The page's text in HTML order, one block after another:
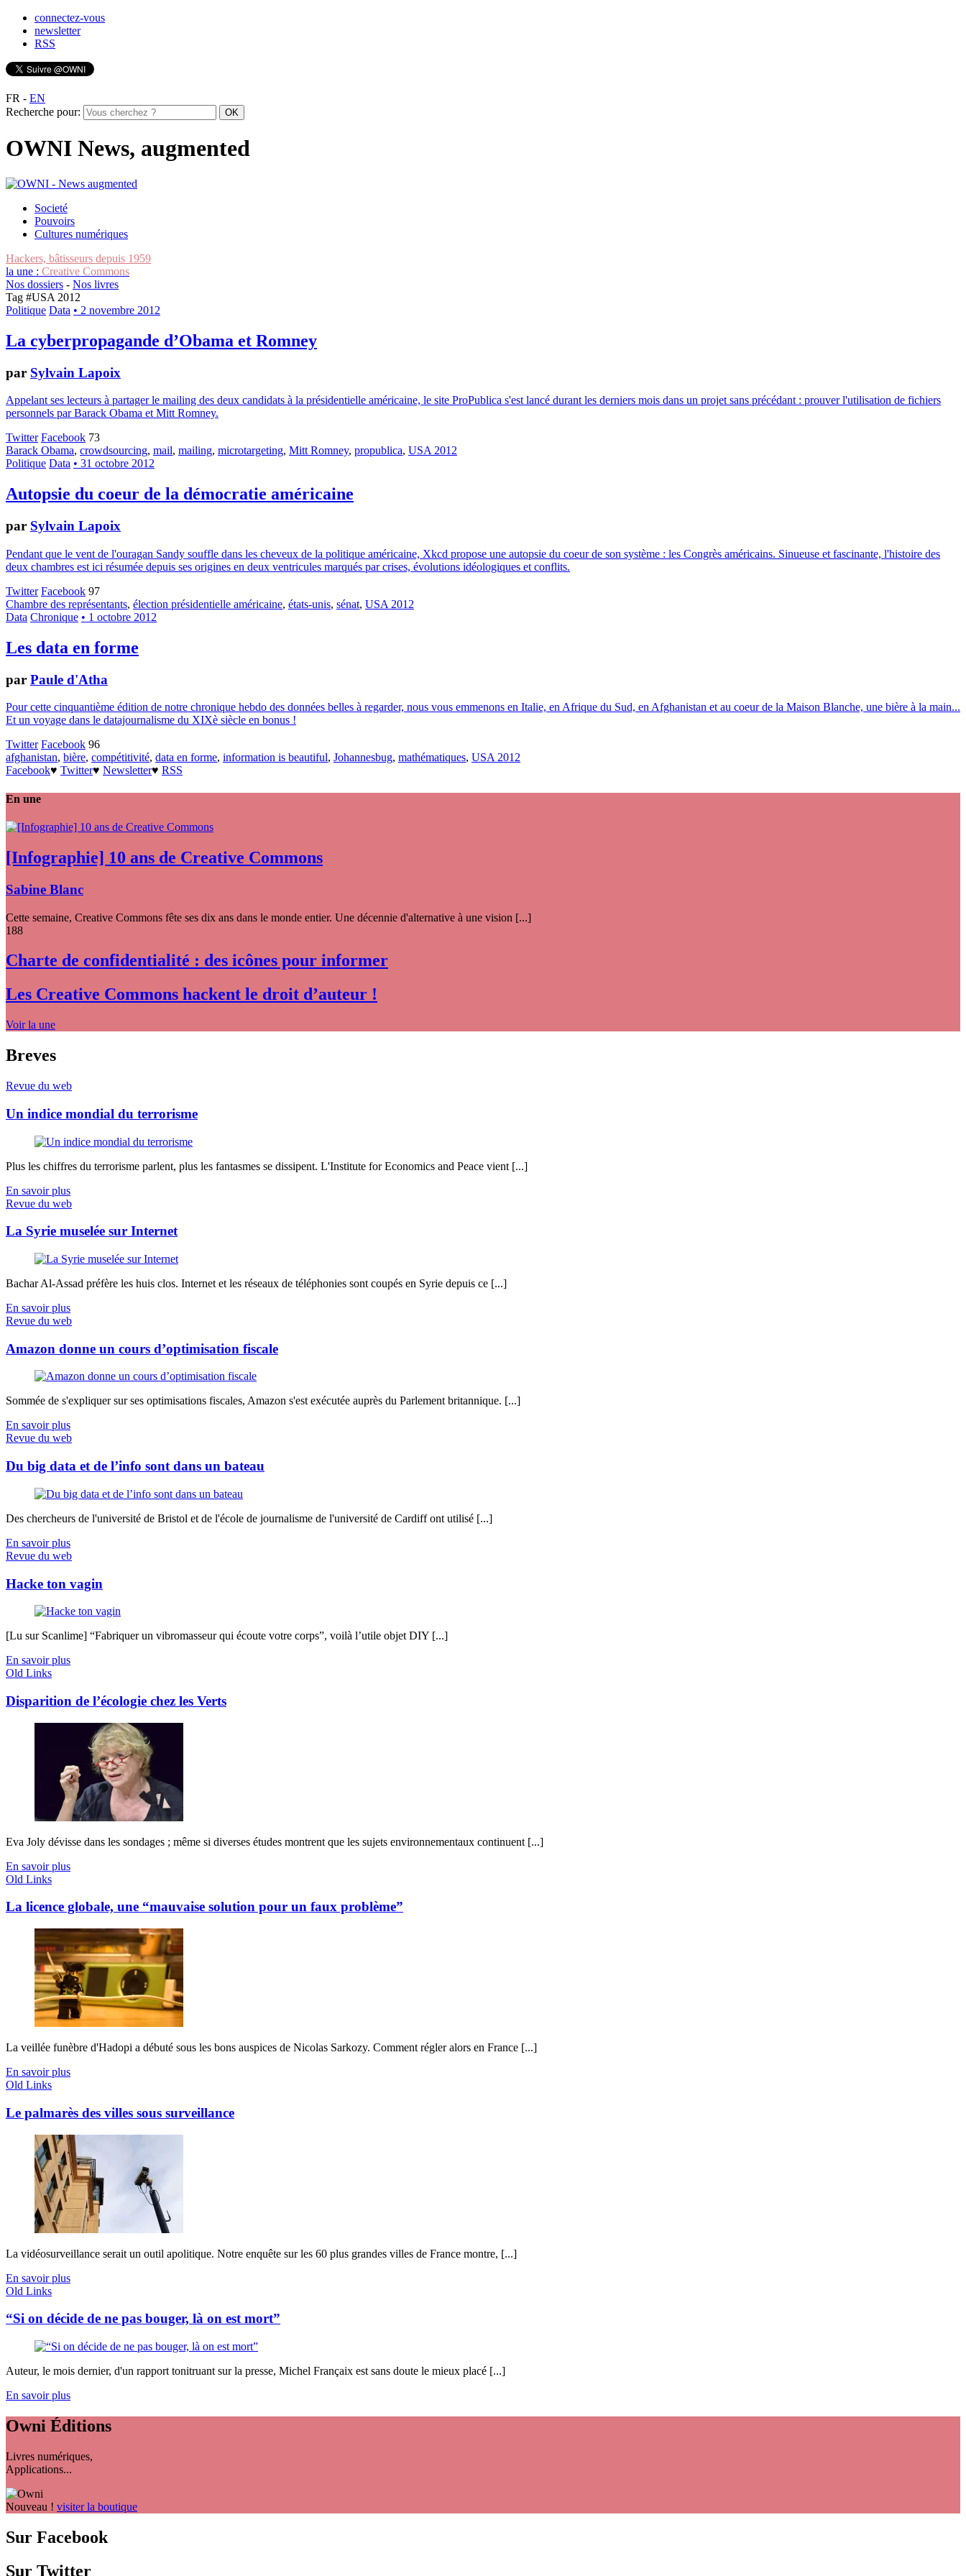
connectez-vous
newsletter
RSS
FR - EN
Recherche pour:
OWNI News, augmented
Societé
Pouvoirs
Cultures numériques
Hackers, bâtisseurs depuis 1959
la une : Creative Commons
Nos dossiers - Nos livres
Tag #USA 2012
Politique Data • 2 novembre 2012
La cyberpropagande d’Obama et Romney
par Sylvain Lapoix
Appelant ses lecteurs à partager le mailing des deux candidats à la présidentielle américaine, le site ProPublica s'est lancé durant les derniers mois dans un projet sans précédant : prouver l'utilisation de fichiers
personnels par Barack Obama et Mitt Romney.
Twitter Facebook 73
Barack Obama, crowdsourcing, mail, mailing, microtargeting, Mitt Romney, propublica, USA 2012
Politique Data • 31 octobre 2012
Autopsie du coeur de la démocratie américaine
par Sylvain Lapoix
Pendant que le vent de l'ouragan Sandy souffle dans les cheveux de la politique américaine, Xkcd propose une autopsie du coeur de son système : les Congrès américains. Sinueuse et fascinante, l'histoire des
deux chambres est ici résumée depuis ses origines en deux ventricules marqués par crises, évolutions idéologiques et conflits.
Twitter Facebook 97
Chambre des représentants, élection présidentielle américaine, états-unis, sénat, USA 2012
Data Chronique • 1 octobre 2012
Les data en forme
par Paule d'Atha
Pour cette cinquantième édition de notre chronique hebdo des données belles à regarder, nous vous emmenons en Italie, en Afrique du Sud, en Afghanistan et au coeur de la Maison Blanche, une bière à la main...
Et un voyage dans le datajournalisme du XIXè siècle en bonus !
Twitter Facebook 96
afghanistan, bière, compétitivité, data en forme, information is beautiful, Johannesbug, mathématiques, USA 2012
Facebook♥ Twitter♥ Newsletter♥ RSS
En une
[Infographie] 10 ans de Creative Commons
Sabine Blanc
Cette semaine, Creative Commons fête ses dix ans dans le monde entier. Une décennie d'alternative à une vision [...]
188
Charte de confidentialité : des icônes pour informer
Les Creative Commons hackent le droit d’auteur !
Voir la une
Breves
Revue du web
Un indice mondial du terrorisme
Plus les chiffres du terrorisme parlent, plus les fantasmes se dissipent. L'Institute for Economics and Peace vient [...]
En savoir plus
Revue du web
La Syrie muselée sur Internet
Bachar Al-Assad préfère les huis clos. Internet et les réseaux de téléphonies sont coupés en Syrie depuis ce [...]
En savoir plus
Revue du web
Amazon donne un cours d’optimisation fiscale
Sommée de s'expliquer sur ses optimisations fiscales, Amazon s'est exécutée auprès du Parlement britannique. [...]
En savoir plus
Revue du web
Du big data et de l’info sont dans un bateau
Des chercheurs de l'université de Bristol et de l'école de journalisme de l'université de Cardiff ont utilisé [...]
En savoir plus
Revue du web
Hacke ton vagin
[Lu sur Scanlime] “Fabriquer un vibromasseur qui écoute votre corps”, voilà l’utile objet DIY [...]
En savoir plus
Old Links
Disparition de l’écologie chez les Verts
Eva Joly dévisse dans les sondages ; même si diverses études montrent que les sujets environnementaux continuent [...]
En savoir plus
Old Links
La licence globale, une “mauvaise solution pour un faux problème”
La veillée funèbre d'Hadopi a débuté sous les bons auspices de Nicolas Sarkozy. Comment régler alors en France [...]
En savoir plus
Old Links
Le palmarès des villes sous surveillance
La vidéosurveillance serait un outil apolitique. Notre enquête sur les 60 plus grandes villes de France montre, [...]
En savoir plus
Old Links
“Si on décide de ne pas bouger, là on est mort”
Auteur, le mois dernier, d'un rapport tonitruant sur la presse, Michel Françaix est sans doute le mieux placé [...]
En savoir plus
Owni Éditions
Livres numériques,
Applications...
Nouveau ! visiter la boutique
Sur Facebook
Sur Twitter